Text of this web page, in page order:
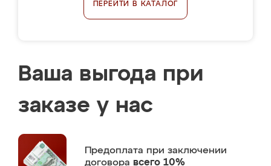
ПЕРЕЙТИ В КАТАЛОГ
Ваша выгода при
заказе у нас
Предоплата при заключении
договора всего 10%